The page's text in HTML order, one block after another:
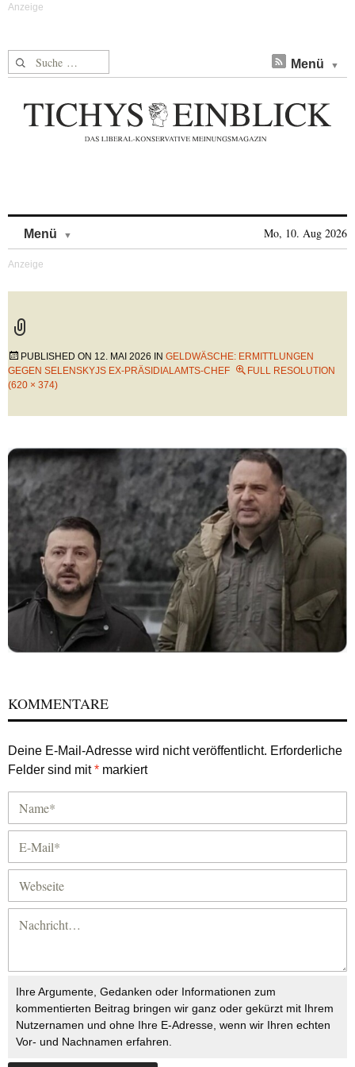
Suche nach: Menü
Menü Mo, 10. Aug 2026
PUBLISHED ON 12. MAI 2026 IN GELDWÄSCHE: ERMITTLUNGEN
GEGEN SELENSKYJS EX-PRÄSIDIALAMTS-CHEF
FULL RESOLUTION
(620 × 374)
KOMMENTARE
Deine E-Mail-Adresse wird nicht veröffentlicht. Erforderliche
Felder sind mit* markiert
Ihre Argumente, Gedanken oder Informationen zum
kommentierten Beitrag bringen wir ganz oder gekürzt mit Ihrem
Nutzernamen und ohne Ihre E-Adresse, wenn wir Ihren echten
Vor- und Nachnamen erfahren.